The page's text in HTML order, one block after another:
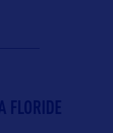
FLORIDE